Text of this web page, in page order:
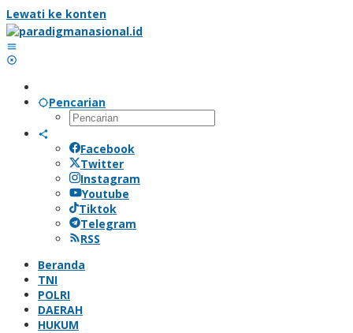
Lewati ke konten
Pencarian
Facebook
Twitter
Instagram
Youtube
Tiktok
Telegram
RSS
Beranda
TNI
POLRI
DAERAH
HUKUM